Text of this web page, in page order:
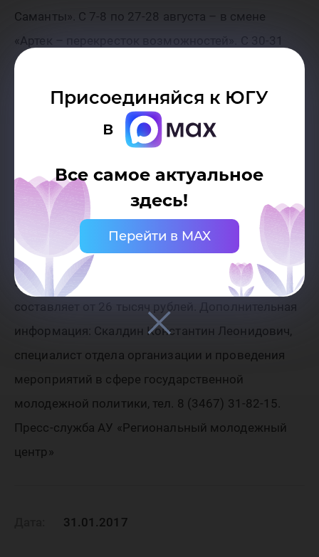
Присоединяйся к ЮГУ
в
Все самое актуальное
здесь!
Перейти в MAX
Саманты». С 7-8 по 27-28 августа – в смене
«Артек – перекресток возможностей». С 30-31
августа по 19-20 сентября – в смене «Школа
размером с Артек». С 24-25 сентября по 14-15
октября – в смене «Кого мы назовем учителем?».
С 11-12 ноября по 1-2 декабря – в смене «Артек
смене «Мир глазами детей». С 29-30 декабря
2017 года по 18-19 января 2018 года – в смене «С
Новым годом, «Артек»!».
Отметим, оплата авиаперелета осуществляется
за счет средств родителей, примерная стоимость
составляет от 26 тысяч рублей. Дополнительная
информация: Скалдин Константин Леонидович,
специалист отдела организации и проведения
мероприятий в сфере государственной
молодежной политики, тел. 8 (3467) 31-82-15.
Пресс-служба АУ «Региональный молодежный
центр»
31.01.2017